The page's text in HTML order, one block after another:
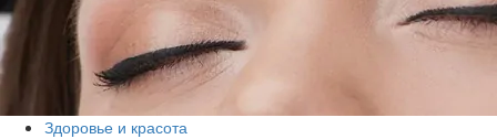
Здоровье и красота